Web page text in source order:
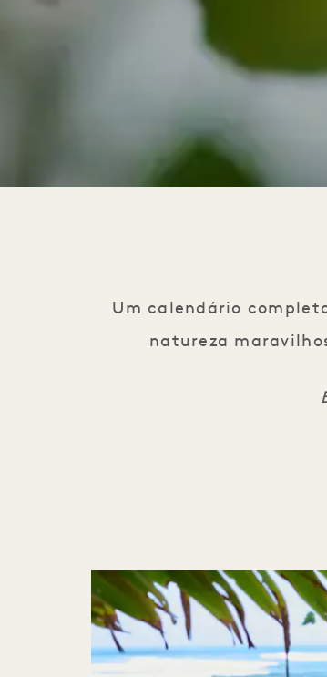
Um calendário
natureza